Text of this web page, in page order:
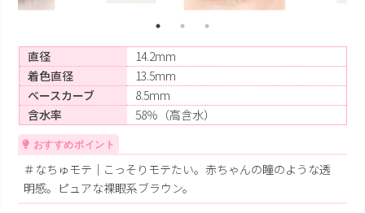
直径
14.2mm
着色直径
13.5mm
ベースカーブ
8.5mm
含水率
58％（高含水）
＃なちゅモテ｜こっそりモテたい。赤ちゃんの瞳のような透
明感。 ピュアな裸眼系ブラウン。